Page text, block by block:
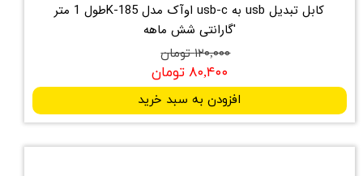
کابل تبدیل usb به usb-c اوآک مدل K-185طول 1 متر
'گارانتی شش ماهه
۱۲۰,۰۰۰ تومان
۸۰,۴۰۰ تومان
افزودن به سبد خرید